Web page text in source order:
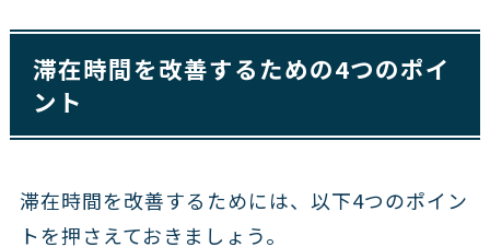
滞在時間を改善するための4つのポイ
ント
滞在時間を改善するためには、以下4つのポイン
トを押さえておきましょう。